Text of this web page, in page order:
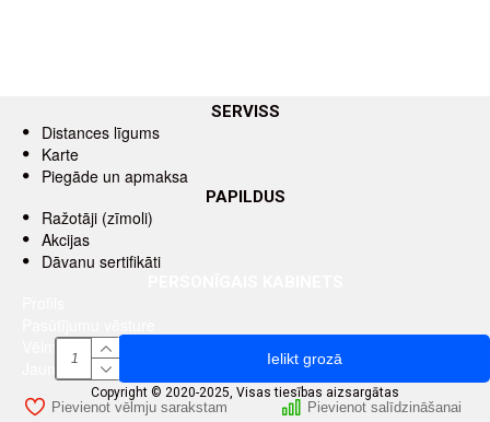
Ielikt grozā
Pievienot vēlmju sarakstam Pievienot salīdzināšanai
SERVISS
Distances līgums
Karte
Piegāde un apmaksa
PAPILDUS
Ražotāji (zīmoli)
Akcijas
Dāvanu sertifikāti
Vēlmju saraksts
Jaunumu saņemšana pa e-pastu
Copyright © 2020-2025, Visas tiesības aizsargātas